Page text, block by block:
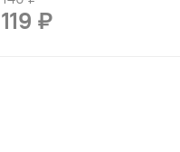
119 ₽